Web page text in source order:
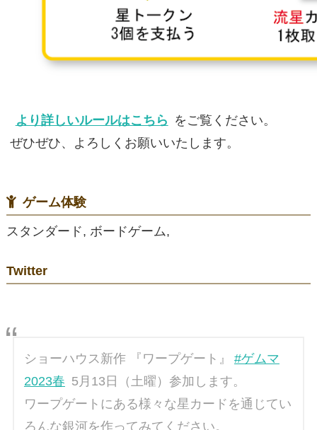
より詳しいルールはこちら をご覧ください。
ぜひぜひ、よろしくお願いいたします。
ゲーム体験
スタンダード, ボードゲーム,
Twitter
ショーハウス新作 『ワープゲート』
#ゲムマ
2023春 5月13日（土曜）参加します。
ワープゲートにある様々な星カードを通じてい
ろんな銀河を作ってみてください。